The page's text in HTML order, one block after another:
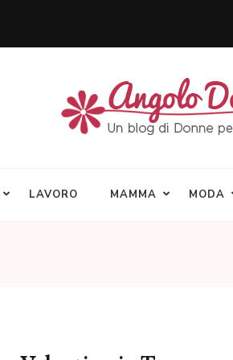
LAVORO MAMMA MODA